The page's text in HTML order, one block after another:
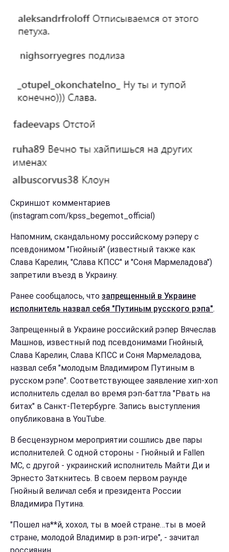
Скриншот комментариев
(instagram.com/kpss_begemot_official)
Напомним, скандальному российскому рэперу с
псевдонимом "Гнойный" (известный также как
Слава Карелин, "Слава КПСС" и "Соня Мармеладова")
запретили въезд в Украину.
Ранее сообщалось, что запрещенный в Украине
исполнитель назвал себя "Путиным русского рэпа".
Запрещенный в Украине российский рэпер Вячеслав
Машнов, известный под псевдонимами Гнойный,
Слава Карелин, Слава КПСС и Соня Мармеладова,
назвал себя "молодым Владимиром Путиным в
русском рэпе". Соответствующее заявление хип-хоп
исполнитель сделал во время рэп-баттла "Рвать на
битах" в Санкт-Петербурге. Запись выступления
опубликована в YouTube.
В бесцензурном мероприятии сошлись две пары
исполнителей. С одной стороны - Гнойный и Fallen
MC, с другой - украинский исполнитель Майти Ди и
Эрнесто Заткнитесь. В своем первом раунде
Гнойный величал себя и президента России
Владимира Путина.
"Пошел на**й, хохол, ты в моей стране…ты в моей
стране, молодой Владимир в рэп-игре", - зачитал
россиянин.